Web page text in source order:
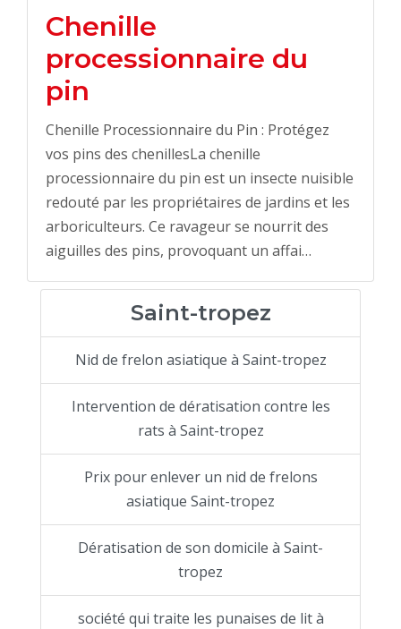
Chenille
processionnaire du
pin
Chenille Processionnaire du Pin : Protégez
vos pins des chenillesLa chenille
processionnaire du pin est un insecte nuisible
redouté par les propriétaires de jardins et les
arboriculteurs. Ce ravageur se nourrit des
aiguilles des pins, provoquant un affai…
Saint-tropez
Nid de frelon asiatique à Saint-tropez
Intervention de dératisation contre les
rats à Saint-tropez
Prix pour enlever un nid de frelons
asiatique Saint-tropez
Dératisation de son domicile à Saint-
tropez
société qui traite les punaises de lit à